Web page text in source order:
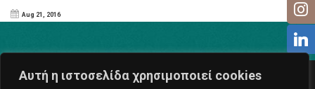
Αυτή η ιστοσελίδα χρησιμοποιεί cookies
Aug 21, 2016
Copyright © 2026ExposeProd. All rights reserved.